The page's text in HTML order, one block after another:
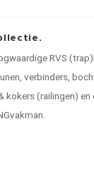
RVS
verbinders,
(railingen)